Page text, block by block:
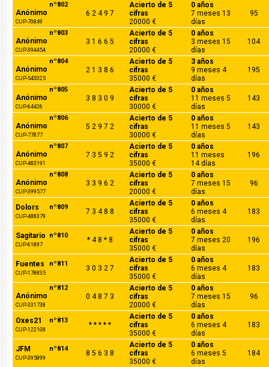
nº802
Anónimo
CUP-70849
6 2 4 9 7
Acierto de 5
cifras
20000 €
0 años
7 meses 13
días
95
nº803
Anónimo
CUP-394454
3 1 6 6 5
Acierto de 5
cifras
20000 €
0 años
3 meses 15
días
104
nº804
Anónimo
CUP-543025
2 1 3 8 6
Acierto de 5
cifras
35000 €
3 años
9 meses 4
días
195
nº805
Anónimo
CUP-64426
3 8 3 0 9
Acierto de 5
cifras
30000 €
0 años
11 meses 5
días
143
nº806
Anónimo
CUP-77877
5 2 9 7 2
Acierto de 5
cifras
30000 €
0 años
11 meses 5
días
143
nº807
Anónimo
CUP-483191
7 3 5 9 2
Acierto de 5
cifras
35000 €
0 años
11 meses
14 días
196
nº808
Anónimo
CUP-399577
3 3 9 6 2
Acierto de 5
cifras
20000 €
0 años
7 meses 15
días
96
nº809
Dolors
CUP-488379
7 3 4 8 8
Acierto de 5
cifras
35000 €
0 años
6 meses 4
días
183
nº810
Sagitario
CUP-61897
* 4 8 * 8
Acierto de 5
cifras
35000 €
0 años
7 meses 20
días
196
nº811
Fuentes
CUP-178835
3 0 3 2 7
Acierto de 5
cifras
35000 €
0 años
6 meses 4
días
183
nº812
Anónimo
CUP-331738
0 4 8 7 3
Acierto de 5
cifras
20000 €
0 años
7 meses 15
días
96
nº813
Oxes21
CUP-122108
* * * * *
Acierto de 5
cifras
35000 €
0 años
6 meses 4
días
183
nº814
JFM
CUP-395899
8 5 6 3 8
Acierto de 5
cifras
35000 €
0 años
6 meses 5
días
184